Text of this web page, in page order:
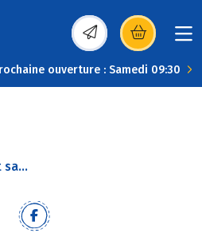
(s’ouvre dans une
ouverture : Samedi 09:30
sa...